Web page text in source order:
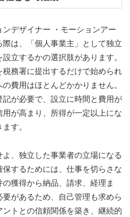
デザイナー ・モーションアー
は、「個人事業主」として独立
立するかの選択肢があります。
務署に提出するだけで始められ
費用はほとんどかかりません。
が必要で、設立に時間と費用が
が高まり、所得が一定以上にな
す。
、独立した事業者の立場になる
するためには、仕事を切らさな
獲得から納品、請求、経理ま
があるため、自己管理も求めら
トとの信頼関係を築き、継続的